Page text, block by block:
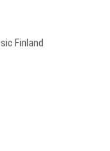
Finland